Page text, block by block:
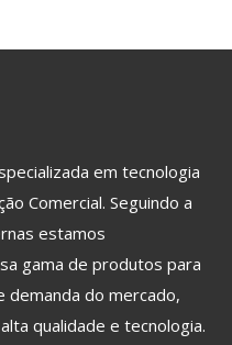
em tecnologia
Comercial. Seguindo a
estamos
gama de produtos para
do mercado,
qualidade e tecnologia.